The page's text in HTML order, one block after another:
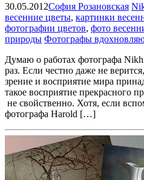
30.05.2012София Розановская
весенние цветы, картинки
фотографии цветов, фото
природы Фотографы
Думаю о работах фотографа
раз. Если честно даже не
зрение и восприятие мира
такое восприятие прекрасного
не свойственно. Хотя, если
фотографа Harold […]